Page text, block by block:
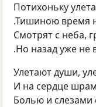
Потихоньку
.Тишиною время
Смотрят с неба,
.Но назад уже не
Улетают души,
И на сердце
Болью и слезами